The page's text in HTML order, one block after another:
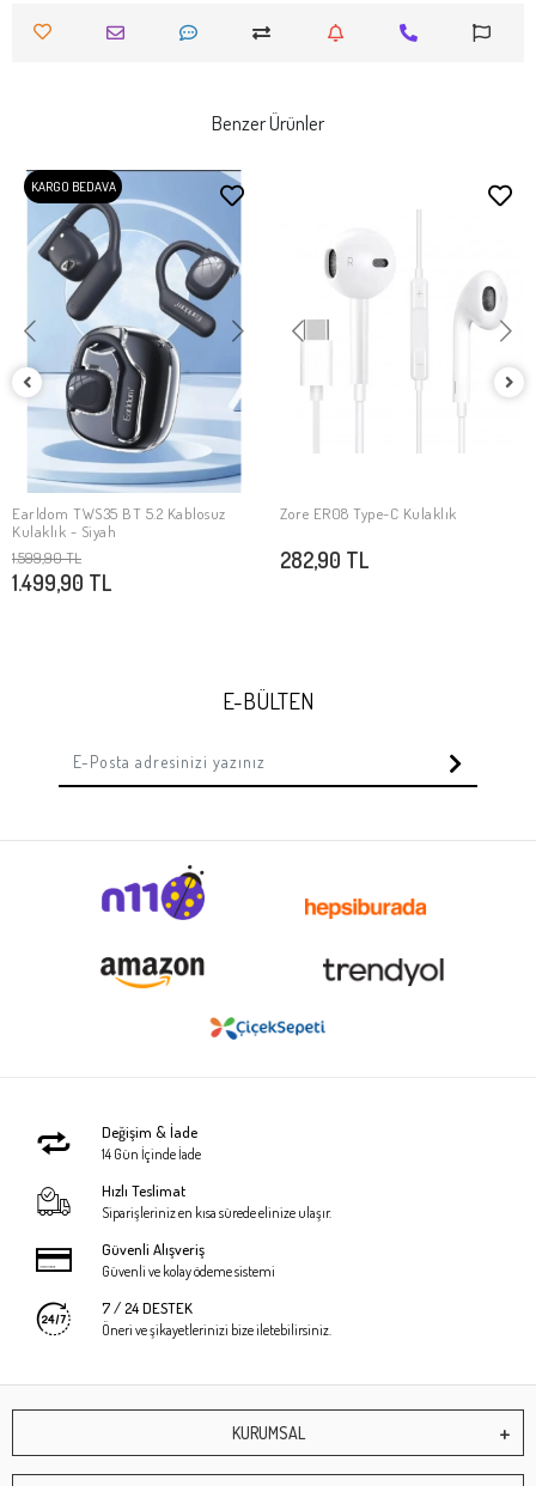
Benzer Ürünler
KARGO BEDAVA
SEPETE EKLE
Earldom TWS35 BT 5.2 Kablosuz
Kulaklık - Siyah
1.599,90 TL
1.499,90 TL
SEPETE EKLE
Zore ER08 Type-C Kulaklık
282,90 TL
E-BÜLTEN
Değişim & İade
14 Gün İçinde İade
Hızlı Teslimat
Siparişleriniz en kısa sürede elinize ulaşır.
Güvenli Alışveriş
Güvenli ve kolay ödeme sistemi
7 / 24 DESTEK
Öneri ve şikayetlerinizi bize iletebilirsiniz.
KURUMSAL